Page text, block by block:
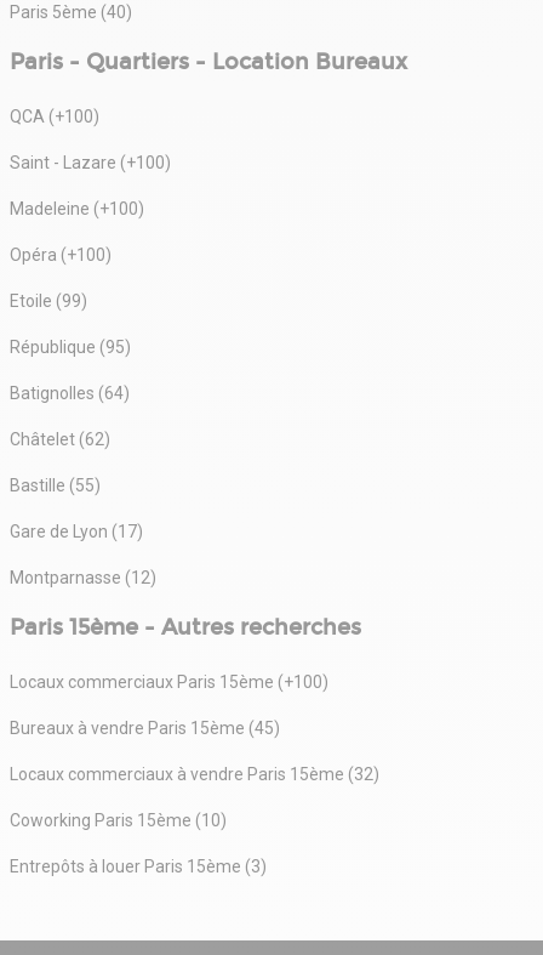
Paris 5ème (40)
Paris - Quartiers - Location Bureaux
QCA (+100)
Saint - Lazare (+100)
Madeleine (+100)
Opéra (+100)
Etoile (99)
République (95)
Batignolles (64)
Châtelet (62)
Bastille (55)
Gare de Lyon (17)
Montparnasse (12)
Paris 15ème - Autres recherches
Locaux commerciaux Paris 15ème (+100)
Bureaux à vendre Paris 15ème (45)
Locaux commerciaux à vendre Paris 15ème (32)
Coworking Paris 15ème (10)
Entrepôts à louer Paris 15ème (3)